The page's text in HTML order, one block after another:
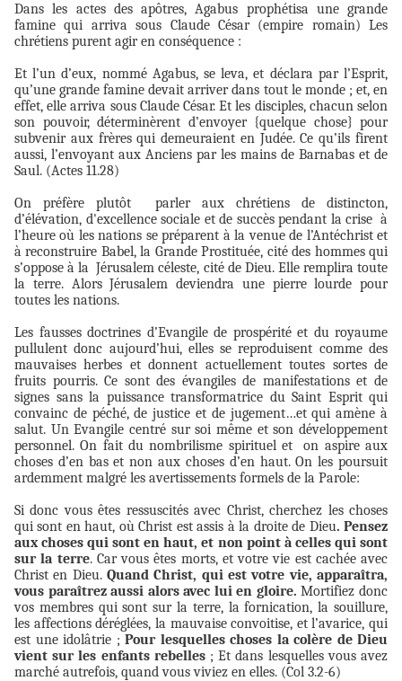
Dans les actes des apôtres, Agabus prophétisa une grande
famine qui arriva sous Claude César (empire romain) Les
chrétiens purent agir en conséquence :
Et l’un d’eux, nommé Agabus, se leva, et déclara par l’Esprit,
qu’une grande famine devait arriver dans tout le monde ; et, en
effet, elle arriva sous Claude César. Et les disciples, chacun selon
son pouvoir, déterminèrent d’envoyer {quelque chose} pour
subvenir aux frères qui demeuraient en Judée. Ce qu’ils firent
aussi, l’envoyant aux Anciens par les mains de Barnabas et de
Saul. (Actes 11.28)
On préfère plutôt parler aux chrétiens de distincton,
d’élévation, d'excellence sociale et de succès pendant la crise à
l’heure où les nations se préparent à la venue de l’Antéchrist et
à reconstruire Babel, la Grande Prostituée, cité des hommes qui
s’oppose à la Jérusalem céleste, cité de Dieu. Elle remplira toute
la terre. Alors Jérusalem deviendra une pierre lourde pour
toutes les nations.
Les fausses doctrines d’Evangile de prospérité et du royaume
pullulent donc aujourd’hui, elles se reproduisent comme des
mauvaises herbes et donnent actuellement toutes sortes de
fruits pourris. Ce sont des évangiles de manifestations et de
signes sans la puissance transformatrice du Saint Esprit qui
convainc de péché, de justice et de jugement…et qui amène à
salut. Un Evangile centré sur soi même et son développement
personnel. On fait du nombrilisme spirituel et
on aspire aux
choses d’en bas et non aux choses d’en haut. On les poursuit
ardemment malgré les avertissements formels de la Parole:
Si donc vous êtes ressuscités avec Christ, cherchez les choses
qui sont en haut, où Christ est assis à la droite de Dieu. Pensez
aux choses qui sont en haut, et non point à celles qui sont
sur la terre. Car vous êtes morts, et votre vie est cachée avec
Christ en Dieu. Quand Christ, qui est votre vie, apparaîtra,
vous paraîtrez aussi alors avec lui en gloire. Mortifiez donc
vos membres qui sont sur la terre, la fornication, la souillure,
les affections déréglées, la mauvaise convoitise, et l’avarice, qui
est une idolâtrie ; Pour lesquelles choses la colère de Dieu
vient sur les enfants rebelles; Et dans lesquelles vous avez
marché autrefois, quand vous viviez en elles. (Col 3.2-6)